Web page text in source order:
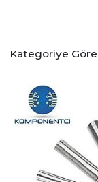
Kategoriye Göre